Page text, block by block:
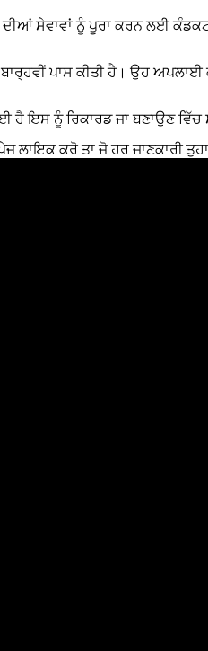
ਸੇਵਾਵਾਂ ਨੂੰ ਪੂਰਾ ਕਰਨ ਲਈ
ਪਾਸ ਕੀਤੀ ਹੈ। ਉਹ
ਇਸ ਨੂੰ ਰਿਕਾਰਡ ਜਾ ਬਣਾਉਣ ਵਿੱਚ
ਲਾਇਕ ਕਰੋ ਤਾ ਜੋ ਹਰ ਜਾਣਕਾਰੀ